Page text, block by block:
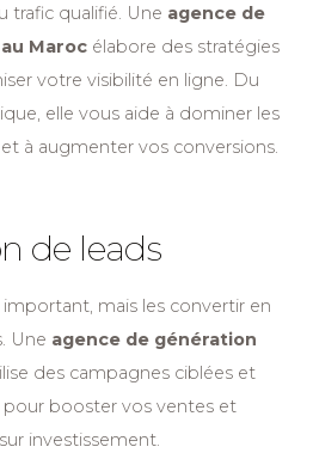
trafic qualifié. Une agence de
Maroc élabore des stratégies
votre visibilité en ligne. Du
elle vous aide à dominer les
à augmenter vos conversions.
de leads
mais les convertir en
Une agence de génération
des campagnes ciblées et
booster vos ventes et
investissement.